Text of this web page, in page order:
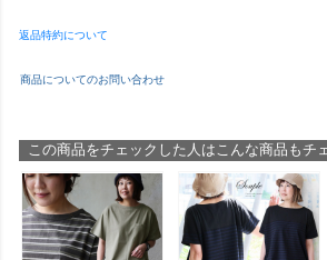
返品特約について
商品についてのお問い合わせ
この商品をチェックした人はこんな商品もチ